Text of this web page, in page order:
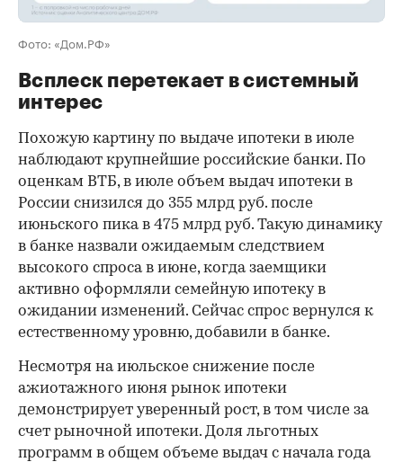
Фото: «Дом.РФ»
Всплеск перетекает в системный
интерес
Похожую картину по выдаче ипотеки в июле
наблюдают крупнейшие российские банки. По
оценкам ВТБ, в июле объем выдач ипотеки в
России снизился до 355 млрд руб. после
июньского пика в 475 млрд руб. Такую динамику
в банке назвали ожидаемым следствием
высокого спроса в июне, когда заемщики
активно оформляли семейную ипотеку в
ожидании изменений. Сейчас спрос вернулся к
естественному уровню, добавили в банке.
Несмотря на июльское снижение после
ажиотажного июня рынок ипотеки
демонстрирует уверенный рост, в том числе за
счет рыночной ипотеки. Доля льготных
программ в общем объеме выдач с начала года